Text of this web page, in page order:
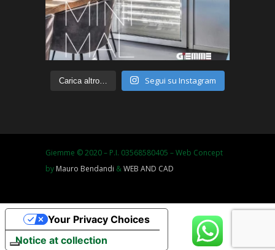
Carica altro… Segui su Instagram
Giemme © 2020 – P.I. 03568580405 – Web Concept
by Mauro Bendandi &WEB AND CAD
Notice at collection
Your Privacy Choices